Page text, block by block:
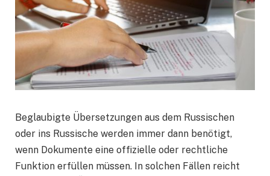
Beglaubigte Übersetzungen aus dem Russischen
oder ins Russische werden immer dann benötigt,
wenn Dokumente eine offizielle oder rechtliche
Funktion erfüllen müssen. In solchen Fällen reicht